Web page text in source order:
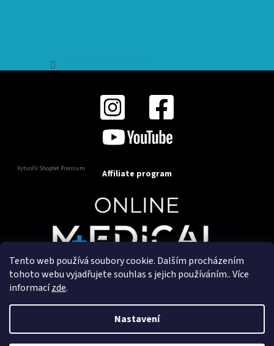
Tento web používá soubory cookie. Dalším procházením
tohoto webu vyjadřujete souhlas s jejich používáním.. Více
informacízde.
Nastavení
Vytvořil Shoptet Premium Affiliate program
Copyright 2025OnlineMedical.cz. Všechna práva
Vytvořil a marketingově zajišťuje